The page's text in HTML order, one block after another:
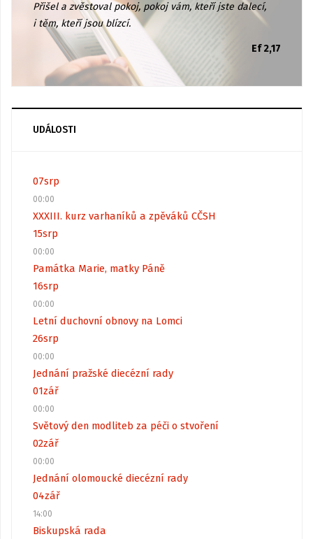
Přišel a zvěstoval pokoj, pokoj vám, kteří jste dalecí,
i těm, kteří jsou blízcí.
Ef 2,17
UDÁLOSTI
07srp
00:00
XXXIII. kurz varhaníků a zpěváků CČSH
15srp
00:00
Památka Marie, matky Páně
16srp
00:00
Letní duchovní obnovy na Lomci
26srp
00:00
Jednání pražské diecézní rady
01zář
00:00
Světový den modliteb za péči o stvoření
02zář
00:00
Jednání olomoucké diecézní rady
04zář
14:00
Biskupská rada